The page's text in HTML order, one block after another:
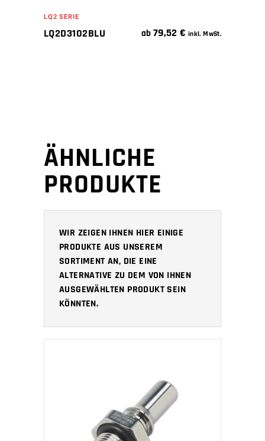
LQ2 SERIE
LQ2D3102BLU ab 79,52€ inkl. MwSt.
ÄHNLICHE
PRODUKTE
WIR ZEIGEN IHNEN HIER EINIGE
PRODUKTE AUS UNSEREM
SORTIMENT AN, DIE EINE
ALTERNATIVE ZU DEM VON IHNEN
AUSGEWÄHLTEN PRODUKT SEIN
KÖNNTEN.
IN DEN WARENKORB